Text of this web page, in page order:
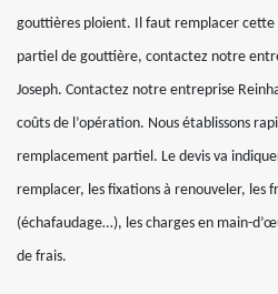
gouttières ploient. Il faut remplacer
partiel de gouttière, contactez notre
Joseph. Contactez notre entreprise
coûts de l’opération. Nous établissons
remplacement partiel. Le devis va
remplacer, les fixations à renouveler, les
(échafaudage…), les charges en main-
de frais.